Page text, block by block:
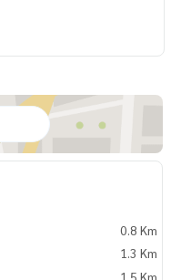
0.8 Km
1.3 Km
1.5 Km